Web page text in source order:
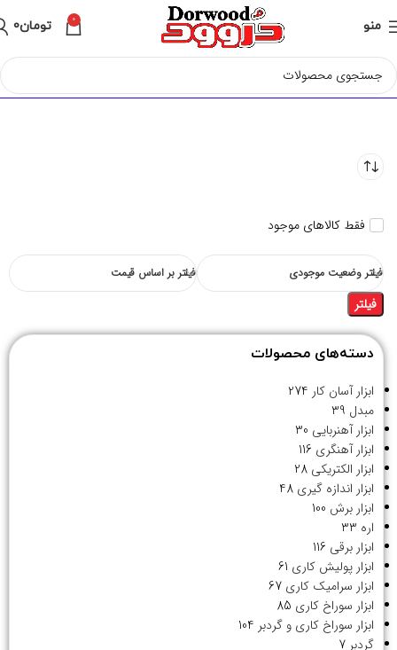
منو 0 تومان0
فقط کالاهای موجود
فیلتر وضعیت موجودی فیلتر بر اساس قیمت
فیلتر
دسته‌های محصولات
ابزار آسان کار 274
مبدل 39
ابزار آهنربایی 30
ابزار آهنگری 116
ابزار الکتریکی 28
ابزار اندازه گیری 48
ابزار برش 100
اره 33
ابزار برقی 116
ابزار پولیش کاری 61
ابزار سرامیک کاری 67
ابزار سوراخ کاری 85
ابزار سوراخ کاری و گردبر 104
گردبر 7